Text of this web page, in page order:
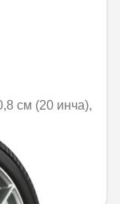
см (20 инча),